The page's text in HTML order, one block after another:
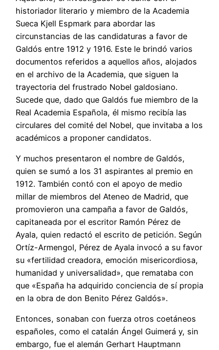
historiador literario y miembro de la Academia
Sueca Kjell Espmark para abordar las
circunstancias de las candidaturas a favor de
Galdós entre 1912 y 1916. Este le brindó varios
documentos referidos a aquellos años, alojados
en el archivo de la Academia, que siguen la
trayectoria del frustrado Nobel galdosiano.
Sucede que, dado que Galdós fue miembro de la
Real Academia Española, él mismo recibía las
circulares del comité del Nobel, que invitaba a los
académicos a proponer candidatos.
Y muchos presentaron el nombre de Galdós,
quien se sumó a los 31 aspirantes al premio en
1912. También contó con el apoyo de medio
millar de miembros del Ateneo de Madrid, que
promovieron una campaña a favor de Galdós,
capitaneada por el escritor Ramón Pérez de
Ayala, quien redactó el escrito de petición. Según
Ortíz-Armengol, Pérez de Ayala invocó a su favor
su «fertilidad creadora, emoción misericordiosa,
humanidad y universalidad», que remataba con
que «España ha adquirido conciencia de sí propia
en la obra de don Benito Pérez Galdós».
Entonces, sonaban con fuerza otros coetáneos
españoles, como el catalán Ángel Guimerá y, sin
embargo, fue el alemán Gerhart Hauptmann